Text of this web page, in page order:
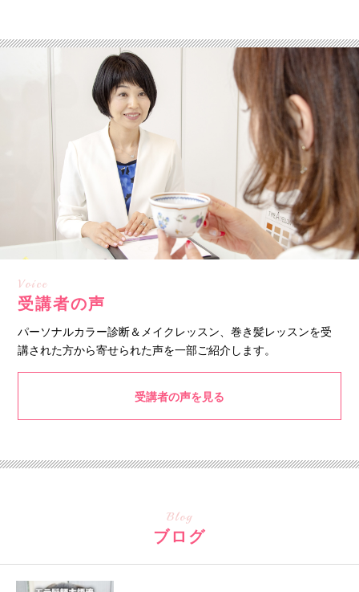
Voice
受講者の声
パーソナルカラー診断＆メイクレッスン、巻き髪レッスンを受
講された方から寄せられた声を一部ご紹介します。
受講者の声を見る
Blog
ブログ